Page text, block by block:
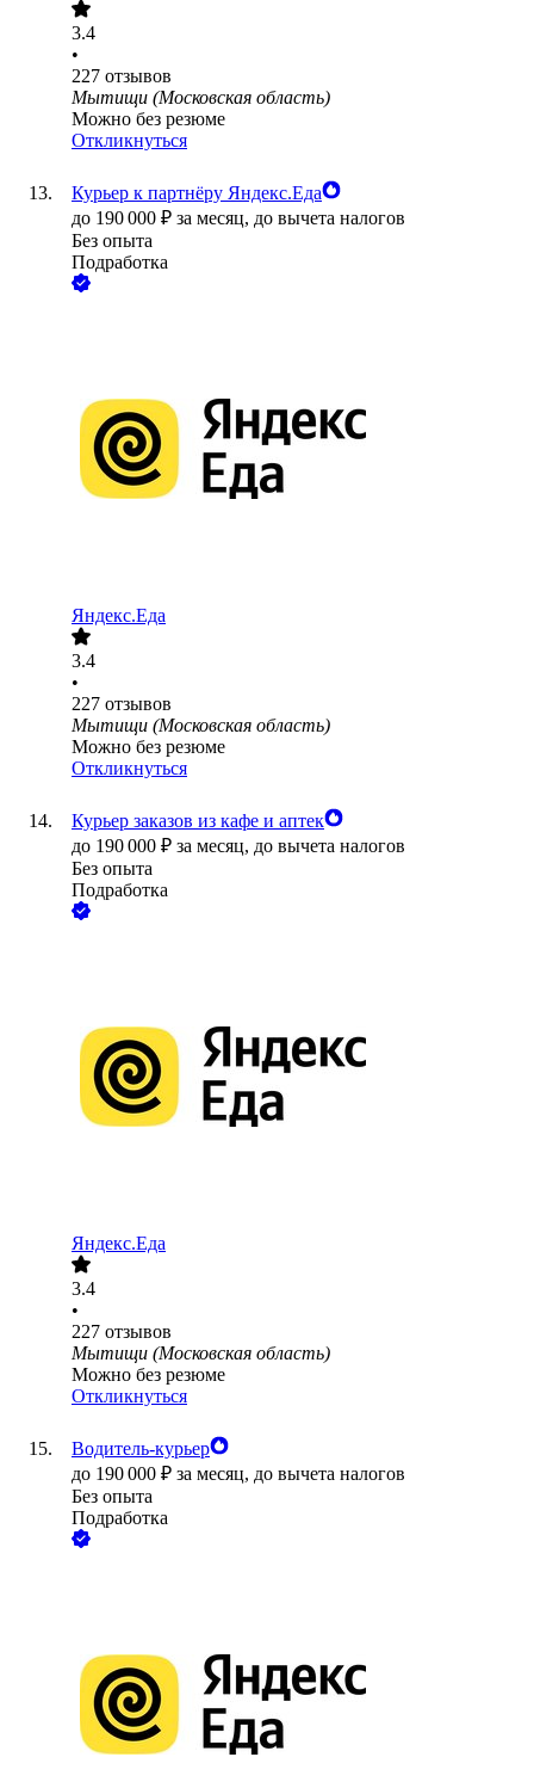
3.4
•
227 отзывов
Мытищи (Московская область)
Можно без резюме
Откликнуться
Курьер к партнёру Яндекс.Еда
до 190 000 ₽ за месяц, до вычета налогов
Без опыта
Подработка
Яндекс.Еда
3.4
•
227 отзывов
Мытищи (Московская область)
Можно без резюме
Откликнуться
Курьер заказов из кафе и аптек
до 190 000 ₽ за месяц, до вычета налогов
Без опыта
Подработка
Яндекс.Еда
3.4
•
227 отзывов
Мытищи (Московская область)
Можно без резюме
Откликнуться
Водитель-курьер
до 190 000 ₽ за месяц, до вычета налогов
Без опыта
Подработка